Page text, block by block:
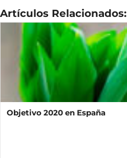
Artículos Relacionados:
Objetivo 2020 en España